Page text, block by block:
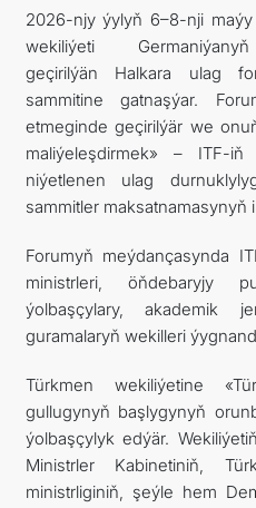
2026-njy ýylyň 6–8-nji
wekiliýeti
geçirilýän Halkara ulag
sammitine gatnaşýar.
etmeginde geçirilýär we
maliýeleşdirmek» – ITF-
niýetlenen ulag
sammitler maksatnamasynyň
Forumyň meýdançasynda
ministrleri, öňdebaryjy
ýolbaşçylary, akademik
guramalaryň wekilleri
Türkmen wekiliýetine
gullugynyň başlygynyň
ýolbaşçylyk edýär.
Ministrler Kabinetiniň,
ministrliginiň, şeýle hem